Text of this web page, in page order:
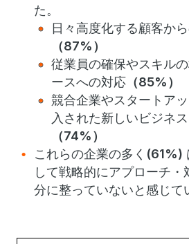
た。
日々高度化する顧客か
（87%）
従業員の確保やスキル
ースへの対応 （85%）
競合企業やスタートア
入された新しいビジネ
（74%）
これらの企業の多く (61%)
して戦略的にアプローチ
分に整っていないと感じて